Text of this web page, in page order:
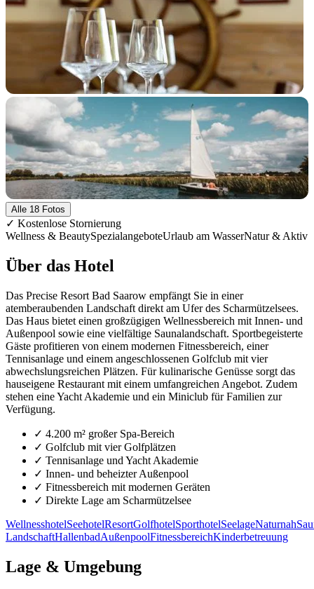
Alle 18 Fotos
✓ Kostenlose Stornierung
Wellness & BeautySpezialangeboteUrlaub am WasserNatur & Aktiv
Über das Hotel
Das Precise Resort Bad Saarow empfängt Sie in einer
atemberaubenden Landschaft direkt am Ufer des Scharmützelsees.
Das Haus bietet einen großzügigen Wellnessbereich mit Innen- und
Außenpool sowie eine vielfältige Saunalandschaft. Sportbegeisterte
Gäste profitieren von einem modernen Fitnessbereich, einer
Tennisanlage und einem angeschlossenen Golfclub mit vier
abwechslungsreichen Plätzen. Für kulinarische Genüsse sorgt das
hauseigene Restaurant mit einem umfangreichen Angebot. Zudem
stehen eine Yacht Akademie und ein Miniclub für Familien zur
Verfügung.
✓ 4.200 m² großer Spa-Bereich
✓ Golfclub mit vier Golfplätzen
✓ Tennisanlage und Yacht Akademie
✓ Innen- und beheizter Außenpool
✓ Fitnessbereich mit modernen Geräten
✓ Direkte Lage am Scharmützelsee
WellnesshotelSeehotelResortGolfhotelSporthotelSeelageNaturnah
LandschaftHallenbadAußenpoolFitnessbereichKinderbetreuung
Lage & Umgebung